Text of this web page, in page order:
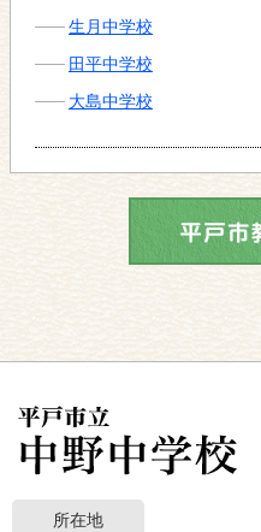
生月中学校
田平中学校
大島中学校
所在地